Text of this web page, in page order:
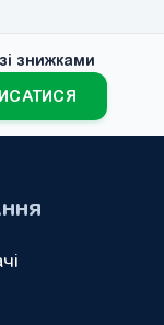
знижками